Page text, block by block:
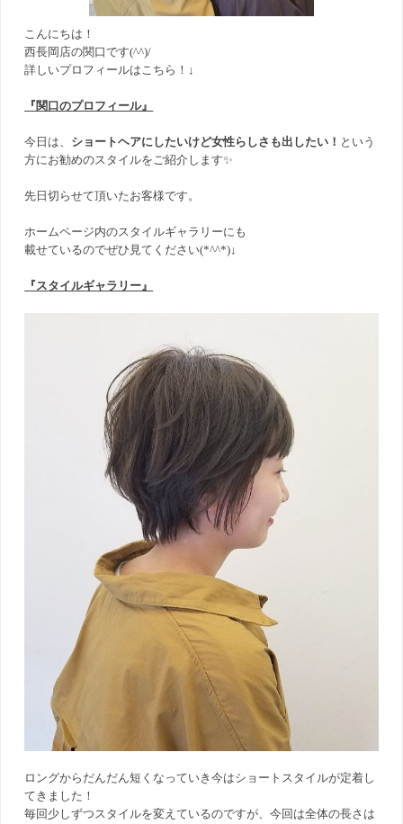
こんにちは！
西長岡店の関口です(^^)/
詳しいプロフィールはこちら！↓
『関口のプロフィール』
今日は、 ショートヘアにしたいけど女性らしさも出したい！ という
方にお勧めのスタイルをご紹介します✨
先日切らせて頂いたお客様です。
ホームページ内のスタイルギャラリーにも
載せているのでぜひ見てください(*^^*)↓
『スタイルギャラリー』
ロングからだんだん短くなっていき今はショートスタイルが定着し
てきました！
毎回少しずつスタイルを変えているのですが、今回は全体の長さは